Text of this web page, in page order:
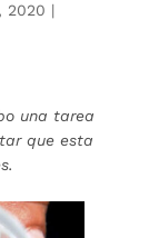
2020 |
una tarea
que esta